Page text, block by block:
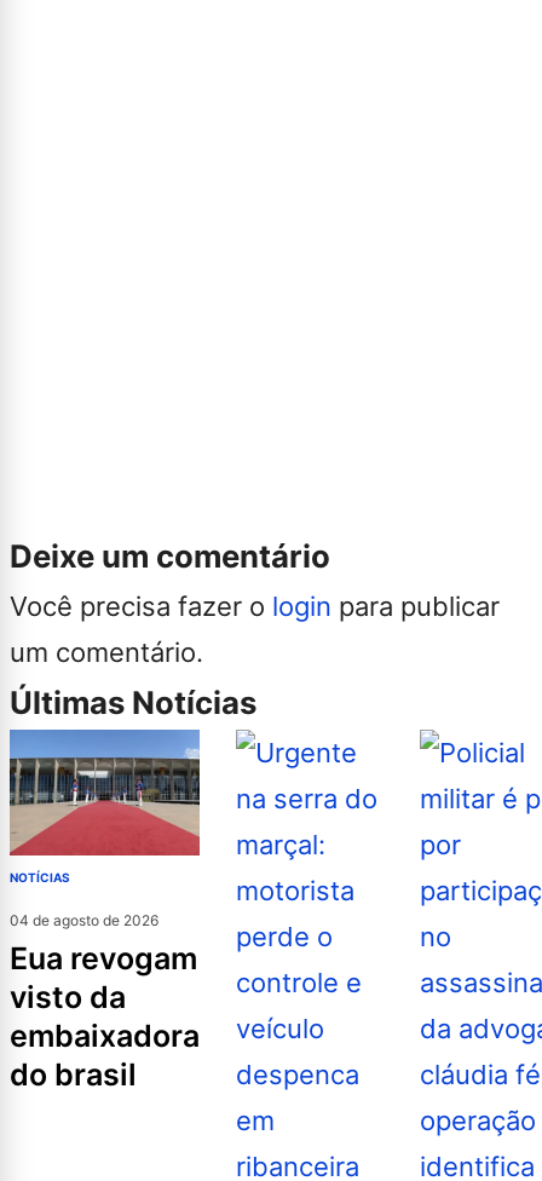
Deixe um comentário
Você precisa fazer o login para publicar
um comentário.
Últimas Notícias
NOTÍCIAS
04 de agosto de 2026
eua revogam
visto da
embaixadora
do brasil